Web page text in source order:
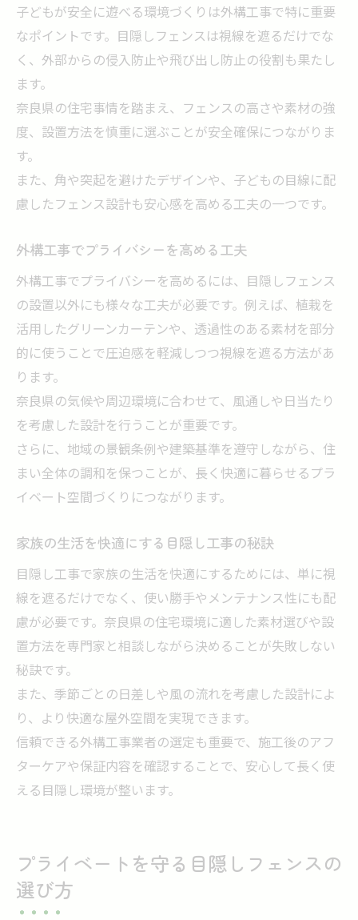
子どもが安全に遊べる環境づくりは外構工事で特に重要
なポイントです。目隠しフェンスは視線を遮るだけでな
く、外部からの侵入防止や飛び出し防止の役割も果たし
ます。
奈良県の住宅事情を踏まえ、フェンスの高さや素材の強
度、設置方法を慎重に選ぶことが安全確保につながりま
す。
また、角や突起を避けたデザインや、子どもの目線に配
慮したフェンス設計も安心感を高める工夫の一つです。
外構工事でプライバシーを高める工夫
外構工事でプライバシーを高めるには、目隠しフェンス
の設置以外にも様々な工夫が必要です。例えば、植栽を
活用したグリーンカーテンや、透過性のある素材を部分
的に使うことで圧迫感を軽減しつつ視線を遮る方法があ
ります。
奈良県の気候や周辺環境に合わせて、風通しや日当たり
を考慮した設計を行うことが重要です。
さらに、地域の景観条例や建築基準を遵守しながら、住
まい全体の調和を保つことが、長く快適に暮らせるプラ
イベート空間づくりにつながります。
家族の生活を快適にする目隠し工事の秘訣
目隠し工事で家族の生活を快適にするためには、単に視
線を遮るだけでなく、使い勝手やメンテナンス性にも配
慮が必要です。奈良県の住宅環境に適した素材選びや設
置方法を専門家と相談しながら決めることが失敗しない
秘訣です。
また、季節ごとの日差しや風の流れを考慮した設計によ
り、より快適な屋外空間を実現できます。
信頼できる外構工事業者の選定も重要で、施工後のアフ
ターケアや保証内容を確認することで、安心して長く使
える目隠し環境が整います。
プライベートを守る目隠しフェンスの
選び方